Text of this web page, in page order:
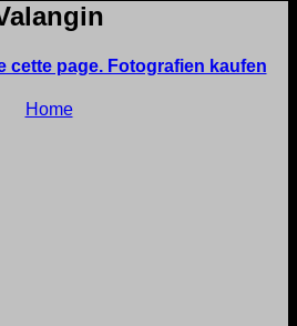
cette page. Fotografien kaufen
Home